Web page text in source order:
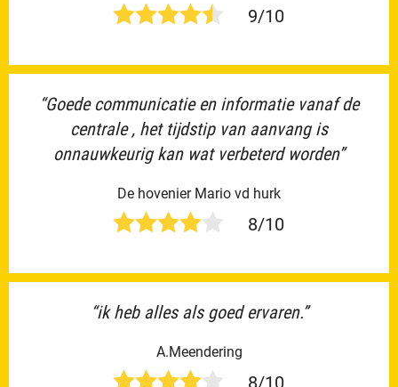
9/10
“Goede communicatie en informatie vanaf de
centrale , het tijdstip van aanvang is
onnauwkeurig kan wat verbeterd worden”
De hovenier Mario vd hurk
8/10
“ik heb alles als goed ervaren.”
A.Meendering
8/10